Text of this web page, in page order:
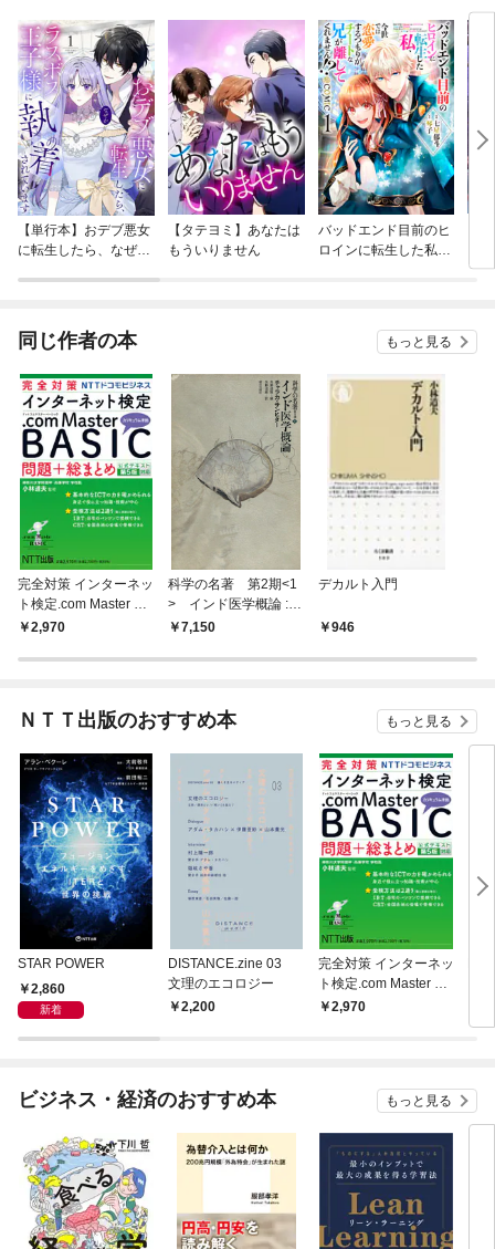
【単行本】おデブ悪女
に転生したら、なぜか
【タテヨミ】あなたは
もういりません
バッドエンド目前のヒ
ロインに転生した私、
同じ作者の本 もっと見る
完全対策 インターネッ
ト検定.com Master BA
SIC 問題+総まとめ 公
2,970
科学の名著 第2期<1
> インド医学概論 :
チャラカ・サンヒター
7,150
デカルト入門
946
ＮＴＴ出版のおすすめ本 もっと見る
STAR POWER
2,860
新着
DISTANCE.zine 03
文理のエコロジー
2,200
完全対策 インターネッ
ト検定.com Master BA
SIC 問題+総まとめ 公
2,970
ビジネス・経済のおすすめ本 もっと見る